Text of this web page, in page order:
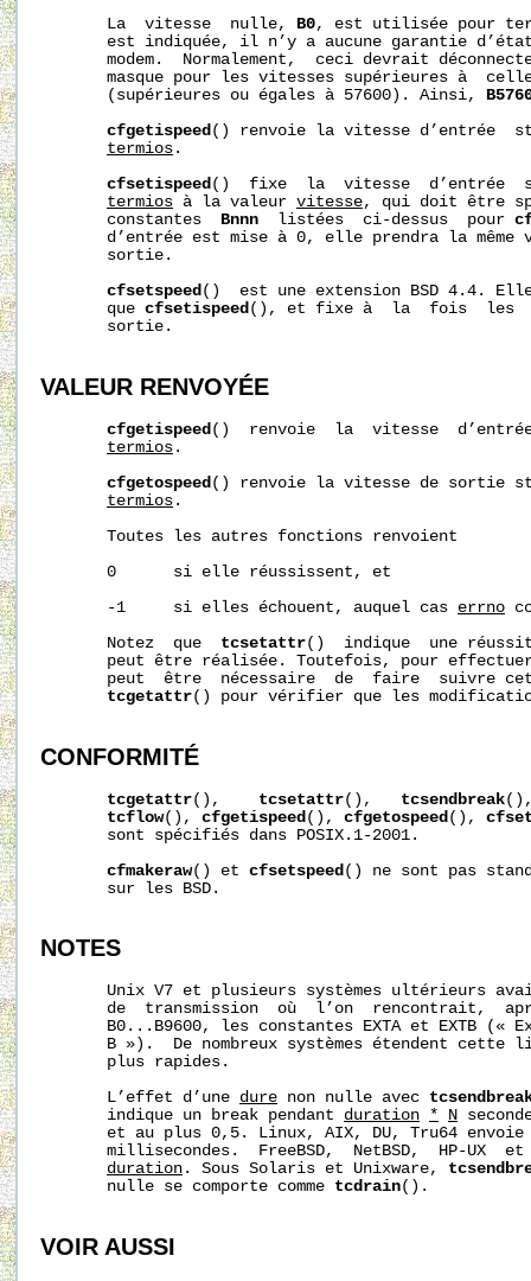
       La  vitesse  nulle,
B0, est utilisée pour
est indiquée, il n’y a aucune garantie
modem.  Normalement,  ceci devrait
masque pour les vitesses supérieures à
       (supérieures ou égales à 57600). Ainsi,
cfgetispeed() renvoie la vitesse d’entrée
termios .
cfsetispeed()  fixe  la  vitesse  d’entrée
termios à la valeur vitesse, qui doit être
       constantes
Bnnn
  listées  ci-dessus  pour
d’entrée est mise à 0, elle prendra la même
       sortie.
cfsetspeed()  est une extension BSD 4.4. Elle
       que
cfsetispeed(), et fixe à  la  fois  les
       sortie.
VALEUR RENVOYÉE
cfgetispeed ()  renvoie  la  vitesse
termios .
cfgetospeed () renvoie la vitesse de sortie
termios .
       Toutes les autres fonctions renvoient
       0      si elle réussissent, et
       -1     si elles échouent, auquel cas
errno
       Notez  que
tcsetattr()  indique  une
peut être réalisée. Toutefois, pour
peut  être  nécessaire  de  faire  suivre
tcgetattr() pour vérifier que les
CONFORMITÉ
tcgetattr(), tcsetattr(), tcsendbreak
tcflow(), cfgetispeed (), cfgetospeed (),
       sont spécifiés dans POSIX.1-2001.
cfmakeraw() et cfsetspeed () ne sont pas
       sur les BSD.
NOTES
Unix V7 et plusieurs systèmes ultérieurs
de  transmission  où  l’on  rencontrait,
B0...B9600, les constantes EXTA et EXTB («
B »).  De nombreux systèmes étendent cette
       plus rapides.
       L’effet d’une
dure non nulle avec
       indique un break pendant
duration * N
et au plus 0,5. Linux, AIX, DU, Tru64
millisecondes.  FreeBSD,  NetBSD,  HP-UX
duration . Sous Solaris et Unixware,
       nulle se comporte comme
tcdrain().
VOIR AUSSI